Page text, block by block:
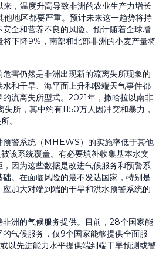
来，温度升高导致非洲的农业生产力增长
地区都要严重。预计未来这一趋势将持
全和营养不良的风险。预计随着全球增
下降9%，南部和北部非洲的小麦产量将
危害仍然是非洲出现新的流离失所现象的
和干旱、海平面上升和极端天气事件都
流离失所型式。2021年，撒哈拉以南非
所，其中约有1150万人因冲突和暴力，
。
预警系统（MHEWS）的实施率低于其他
该系统覆盖。有必要填补收集基本水文
因为这些数据是改进气候服务和预警系
。在面临风险的最不发达国家，特别是
加大对端到端的干旱和洪水预警系统的
非洲的气候服务提供。目前，28个国家能
气候服务，仅9个国家能够提供全面服
以先进能力水平提供端到端干旱预测或警